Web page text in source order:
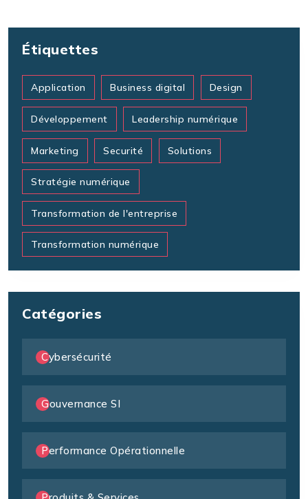
Étiquettes
Application Business digital Design
Développement Leadership numérique
Marketing Securité Solutions
Stratégie numérique
Transformation de l'entreprise
Transformation numérique
Catégories
Cybersécurité
Gouvernance SI
Performance Opérationnelle